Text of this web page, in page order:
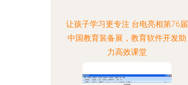
让孩子学习更专注 台电亮相第76届
中国教育装备展，教育软件开发助
力高效课堂